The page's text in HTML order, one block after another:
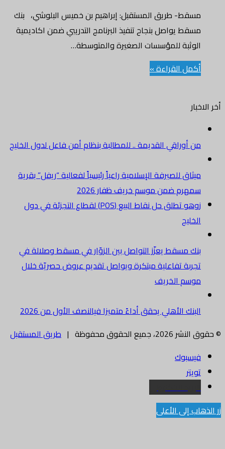
مسقط- طريق المستقبل: إبراهيم بن خميس البلوشي، بنك
مسقط يواصل بنجاح تنفيذ البرنامج التدريبي ضمن اكاديمية
الوثبة للمؤسسات الصغيرة والمتوسطة…
أكمل القراءة »
أخر الاخبار
من أوراقي القديمة .. للمطالبة بنظام أمن فاعل لدول الخليج
ميثاق للصيرفة الإسلامية راعياً رئيسياً لفعالية “ريفل” بقرية
سمهرم ضمن موسم خريف ظفار 2026
زوهو تطلق حل نقاط البيع (POS) لقطاع التجزئة في دول
الخليج
بنك مسقط يعزّز التواصل بين الزوّار في مسقط وصلالة في
تجربة تفاعلية مبتكرة ويواصل تقديم عروض حصريّة خلال
موسم الخريف
البنك الأهلي يحقق أداءً متميزا فيالنصف الأول من 2026
© حقوق النشر 2026، جميع الحقوق محفوظة |
طريق المستقبل
فيسبوك
تويتر
البريد الالكتروني
زر الذهاب إلى الأعلى